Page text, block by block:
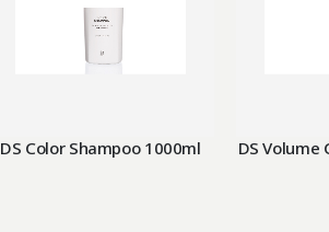
DS Color Shampoo 1000ml DS Volume